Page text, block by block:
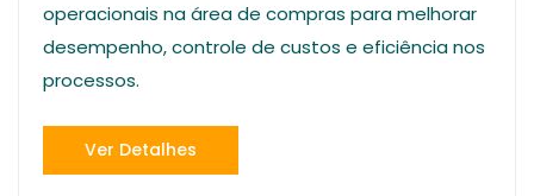
operacionais na área de compras para melhorar
desempenho, controle de custos e eficiência nos
processos.
Ver Detalhes